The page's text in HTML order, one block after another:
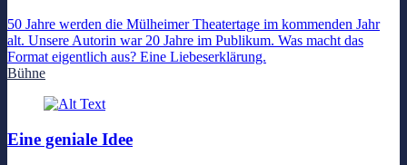
50 Jahre werden die Mülheimer Theatertage im kommenden Jahr
alt. Unsere Autorin war 20 Jahre im Publikum. Was macht das
Format eigentlich aus? Eine Liebeserklärung.
Bühne
Eine geniale Idee